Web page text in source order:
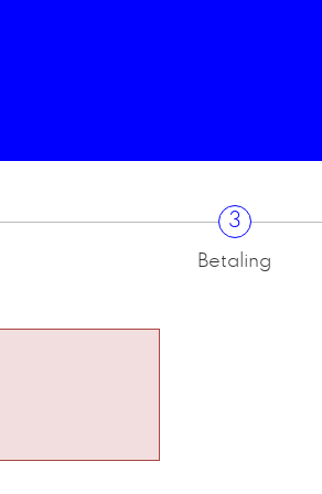
3
Betaling